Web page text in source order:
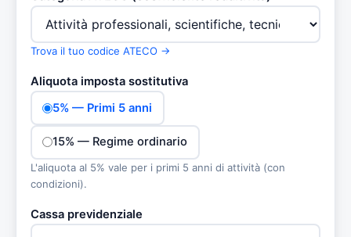
Trova il tuo codice ATECO →
Aliquota imposta sostitutiva
5% — Primi 5 anni
15% — Regime ordinario
L'aliquota al 5% vale per i primi 5 anni di attività (con
condizioni).
Cassa previdenziale